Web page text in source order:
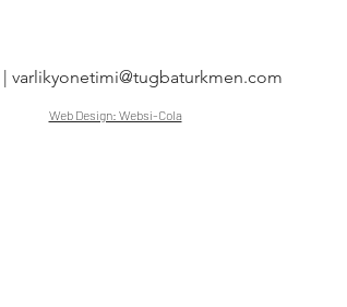
| varlikyonetimi@tugbaturkmen.com
Web Design: Websi-Cola